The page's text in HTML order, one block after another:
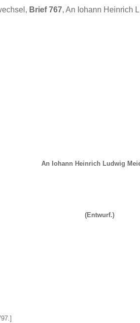
Brief 767, An Iohann Heinrich
An Iohann Heinrich Ludwig
(Entwurf.)